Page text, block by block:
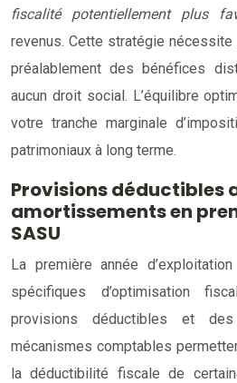
fiscalité potentiellement plus
revenus. Cette stratégie
préalablement des bénéfices
aucun droit social. L’équilibre
votre tranche marginale
patrimoniaux à long terme.
Provisions déductibles
amortissements en
SASU
La première année
spécifiques d’optimisation
provisions déductibles et des
mécanismes comptables
la déductibilité fiscale de